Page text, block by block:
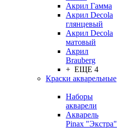
Акрил Гамма
Акрил Decola
глянцевый
Акрил Decola
матовый
Акрил
Brauberg
+ ЕЩЕ 4
Краски акварельные
Наборы
акварели
Акварель
Pinax "Экстра"